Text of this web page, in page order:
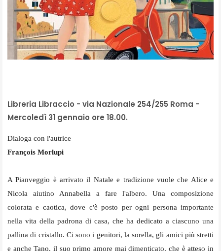
Libreria Libraccio - via Nazionale 254/255 Roma -
Mercoledì 31 gennaio ore 18.00.
Dialoga con l'autrice
François Morlupi
A Pianveggio è arrivato il Natale e tradizione vuole che Alice e
Nicola aiutino Annabella a fare l'albero. Una composizione
colorata e caotica, dove c'è posto per ogni persona importante
nella vita della padrona di casa, che ha dedicato a ciascuno una
pallina di cristallo. Ci sono i genitori, la sorella, gli amici più stretti
e anche Tano, il suo primo amore mai dimenticato, che è atteso in